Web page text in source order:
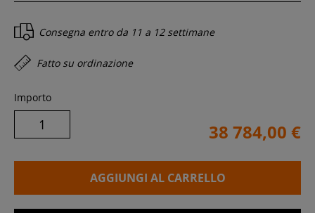
Consegna entro da 11 a 12 settimane
Fatto su ordinazione
Importo
38 784,00 €
AGGIUNGI AL CARRELLO